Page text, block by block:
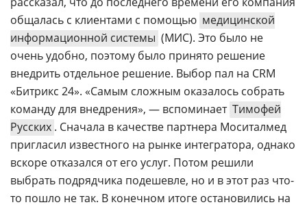
общалась с клиентами с помощью медицинской
информационной системы (МИС). Это было не
очень удобно, поэтому было принято решение
внедрить отдельное решение. Выбор пал на CRM
«Битрикс 24». «Самым сложным оказалось собрать
команду для внедрения», — вспоминает Тимофей
Русских . Сначала в качестве партнера Моситалмед
пригласил известного на рынке интегратора, однако
вскоре отказался от его услуг. Потом решили
выбрать подрядчика подешевле, но и в этот раз что-
то пошло не так. В конечном итоге остановились на